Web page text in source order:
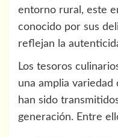
entorno rural, este
conocido por sus
reflejan la
Los tesoros
una amplia
han sido
generación. Entre